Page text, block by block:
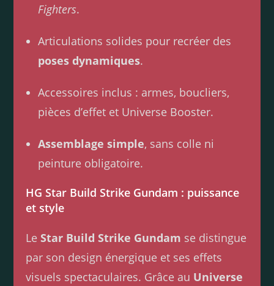
Fighters.
Articulations solides pour recréer des
poses dynamiques.
Accessoires inclus : armes, boucliers,
pièces d’effet et Universe Booster.
Assemblage simple, sans colle ni
peinture obligatoire.
HG Star Build Strike Gundam : puissance
et style
LeStar Build Strike Gundam se distingue
par son design énergique et ses effets
visuels spectaculaires. Grâce au Universe